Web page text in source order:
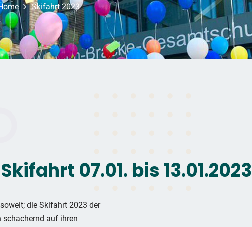
Skifahrt 2023
07.01. bis 13.01.2023
die Skifahrt 2023 der
auf ihren